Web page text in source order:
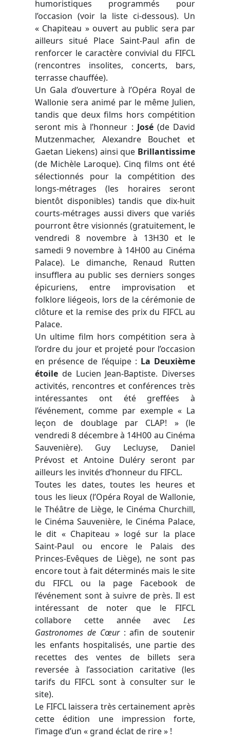
humoristiques programmés pour
l’occasion (voir la liste ci-dessous). Un
« Chapiteau » ouvert au public sera par
ailleurs situé Place Saint-Paul afin de
renforcer le caractère convivial du FIFCL
(rencontres insolites, concerts, bars,
terrasse chauffée).
Un Gala d’ouverture à l’Opéra Royal de
Wallonie sera animé par le même Julien,
tandis que deux films hors compétition
seront mis à l’honneur : José (de David
Mutzenmacher, Alexandre Bouchet et
Gaetan Liekens) ainsi que Brillantissime
(de Michèle Laroque). Cinq films ont été
sélectionnés pour la compétition des
longs-métrages (les horaires seront
bientôt disponibles) tandis que dix-huit
courts-métrages aussi divers que variés
pourront être visionnés (gratuitement, le
vendredi 8 novembre à 13H30 et le
samedi 9 novembre à 14H00 au Cinéma
Palace). Le dimanche, Renaud Rutten
insufflera au public ses derniers songes
épicuriens, entre improvisation et
folklore liégeois, lors de la cérémonie de
clôture et la remise des prix du FIFCL au
Palace.
Un ultime film hors compétition sera à
l’ordre du jour et projeté pour l’occasion
en présence de l’équipe : La Deuxième
étoile de Lucien Jean-Baptiste. Diverses
activités, rencontres et conférences très
intéressantes ont été greffées à
l’événement, comme par exemple « La
leçon de doublage par CLAP! » (le
vendredi 8 décembre à 14H00 au Cinéma
Sauvenière). Guy Lecluyse, Daniel
Prévost et Antoine Duléry seront par
ailleurs les invités d’honneur du FIFCL.
Toutes les dates, toutes les heures et
tous les lieux (l’Opéra Royal de Wallonie,
le Théâtre de Liège, le Cinéma Churchill,
le Cinéma Sauvenière, le Cinéma Palace,
le dit « Chapiteau » logé sur la place
Saint-Paul ou encore le Palais des
Princes-Evêques de Liège), ne sont pas
encore tout à fait déterminés mais le site
du FIFCL ou la page Facebook de
l’événement sont à suivre de près. Il est
intéressant de noter que le FIFCL
collabore cette année avec Les
Gastronomes de Cœur: afin de soutenir
les enfants hospitalisés, une partie des
recettes des ventes de billets sera
reversée à l’association caritative (les
tarifs du FIFCL sont à consulter sur le
site).
Le FIFCL laissera très certainement après
cette édition une impression forte,
l’image d’un « grand éclat de rire » !